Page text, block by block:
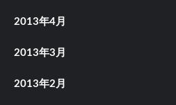
2013年4月
2013年3月
2013年2月